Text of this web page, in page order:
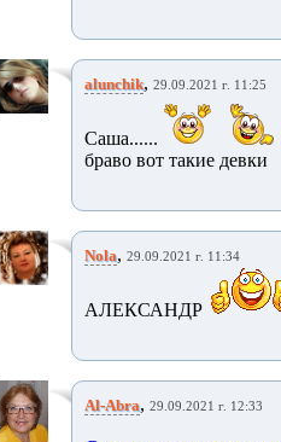
alunchik, 29.09.2021 г. 11:25
Саша......
браво вот такие девки
Nola, 29.09.2021 г. 11:34
АЛЕКСАНДР
Al-Abra, 29.09.2021 г. 12:33